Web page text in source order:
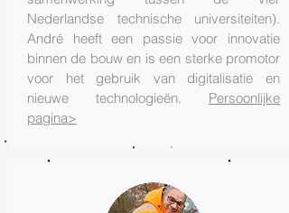
Nederlandse technische universiteiten).
André heeft een passie voor innovatie
binnen de bouw en is een sterke promotor
voor het gebruik van digitalisatie en
nieuwe technologieën. Persoonlijke
pagina>